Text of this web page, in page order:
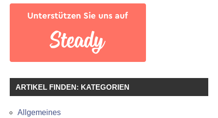
ARTIKEL FINDEN: KATEGORIEN
Allgemeines